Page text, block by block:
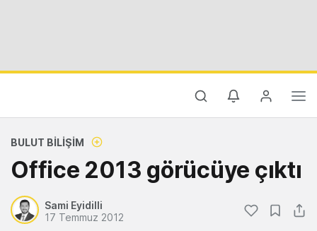
BULUT BILIŞIM
Office 2013 görücüye çıktı
Sami Eyidilli
17 Temmuz 2012